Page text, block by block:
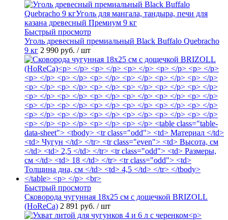
Быстрый просмотр
Уголь древесный премиальный Black Buffalo Quebracho
9 кг 2 990 руб. / шт
Быстрый просмотр
Сковорода чугунная 18х25 см с дощечкой BRIZOLL
(HoReCa) 2 891 руб. / шт